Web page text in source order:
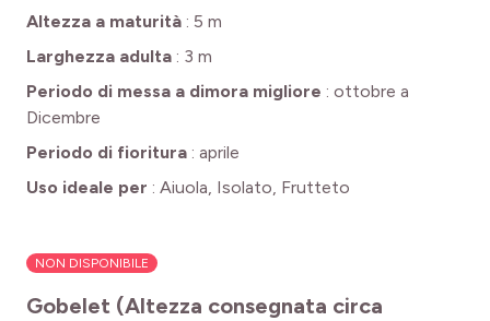
Altezza a maturità : 5 m
Larghezza adulta : 3 m
Periodo di messa a dimora migliore : ottobre a
Dicembre
Periodo di fioritura : aprile
Uso ideale per : Aiuola, Isolato, Frutteto
NON DISPONIBILE
Gobelet (Altezza consegnata circa